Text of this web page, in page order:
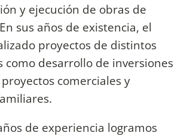
y ejecución de obras de
sus años de existencia, el
proyectos de distintos
como desarrollo de inversiones
comerciales y
de experiencia logramos